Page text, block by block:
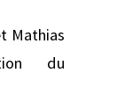
Mathias
du